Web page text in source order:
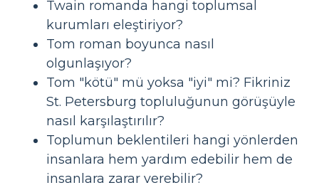
Twain romanda hangi toplumsal
kurumları eleştiriyor?
Tom roman boyunca nasıl
olgunlaşıyor?
Tom "kötü" mü yoksa "iyi" mi? Fikriniz
St. Petersburg topluluğunun görüşüyle
nasıl karşılaştırılır?
Toplumun beklentileri hangi yönlerden
insanlara hem yardım edebilir hem de
insanlara zarar verebilir?